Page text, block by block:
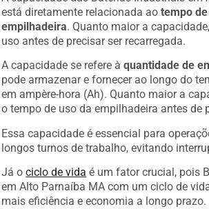
está diretamente relacionada aotempo
empilhadeira. Quanto maior a
uso antes de precisar ser recarregada.
A capacidade se refere àquantidade de
pode armazenar e fornecer ao longo do
em ampère-hora (Ah). Quanto maior a
o tempo de uso da empilhadeira antes de
Essa capacidade é essencial para
longos turnos de trabalho, evitando
Já ociclo de vida é um fator crucial, pois
em Alto Parnaíba MA com um ciclo de
mais eficiência e economia a longo prazo.